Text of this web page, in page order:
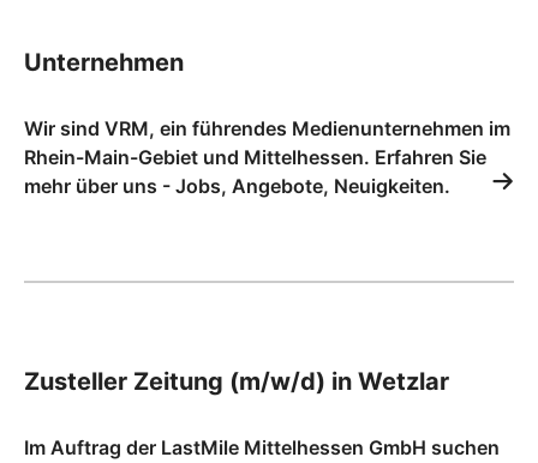
Unternehmen
Wir sind VRM, ein führendes Medienunternehmen im
Rhein-Main-Gebiet und Mittelhessen. Erfahren Sie
mehr über uns - Jobs, Angebote, Neuigkeiten.
Zusteller Zeitung (m/w/d) in Wetzlar
Im Auftrag der LastMile Mittelhessen GmbH suchen